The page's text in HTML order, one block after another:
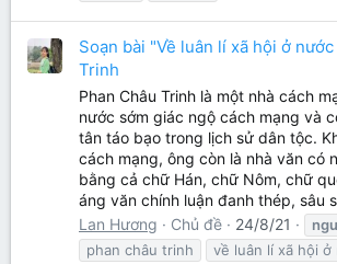
Soạn bài "Về luân lí xã hội ở
Trinh
Phan Châu Trinh là một nhà cách
nước sớm giác ngộ cách mạng và
tân táo bạo trong lịch sử dân tộc.
cách mạng, ông còn là nhà văn có
bằng cả chữ Hán, chữ Nôm, chữ
áng văn chính luận đanh thép, sâu
Lan Hương
Chủ đề 24/8/21
phan châu trinh
về luân lí xã hội ở